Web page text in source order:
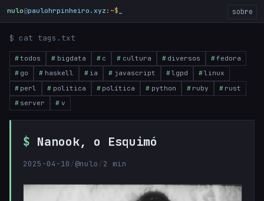
nulo@paulohrpinheiro.xyz :~$ sobre
$ cat tags.txt
todos bigdata c cultura diversos
fedora
go
haskell ia javascript lgpd
linux
perl
politica política python ruby
rust
server
v
Nanook, o Esquimó
2025-04-10 /@nulo /2 min